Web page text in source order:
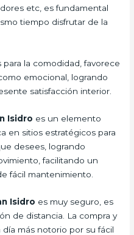
etc, es fundamental
tiempo disfrutar de la
la comodidad, favorece
emocional, logrando
satisfacción interior.
Isidro es un elemento
en sitios estratégicos para
desees, logrando
facilitando un
fácil mantenimiento.
Isidro es muy seguro, es
de distancia. La compra y
más notorio por su fácil